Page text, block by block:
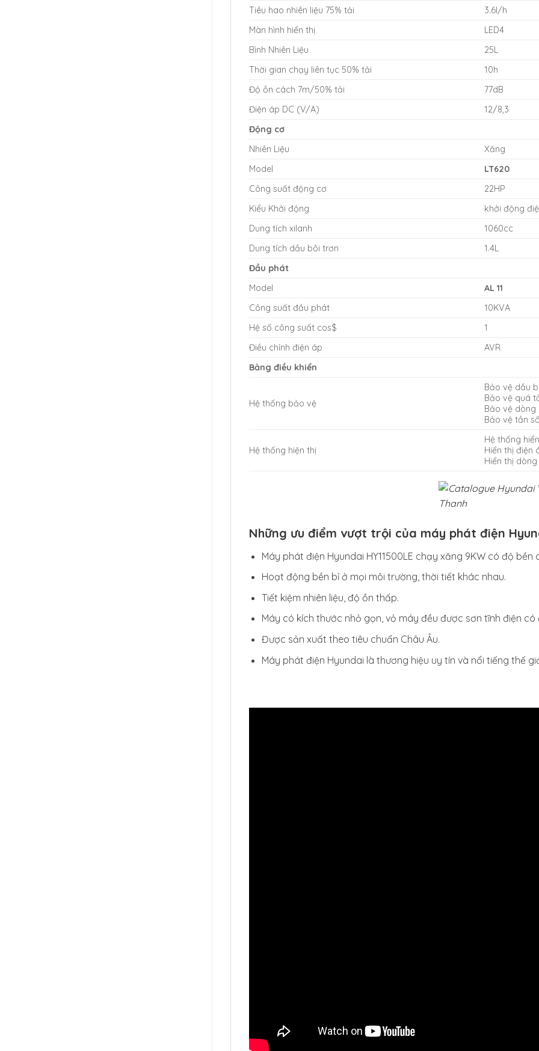
Tiêu hao nhiên liệu 75% tải
3.6l/h
Màn hình hiển thị
LED4
Bình Nhiên Liệu
25L
Thời gian chạy liên tục 50% tải
10h
Độ ồn cách 7m/50% tải
77dB
Điện áp DC (V/A)
12/8,3
Động cơ
Nhiên Liệu
Xăng
Model
LT620
Công suất động cơ
22HP
Kiểu Khởi động
khởi động
Dung tích xilanh
1060cc
Dung tích dầu bôi trơn
1.4L
Đầu phát
Model
AL 11
Công suất đầu phát
10KVA
Hệ số công suất cos$
1
Điều chỉnh điện áp
AVR
Bảng điều khiển
Hệ thống bảo vệ
Bảo vệ dầu
Bảo vệ quá
Bảo vệ
Bảo vệ tần
Hệ thống hiện thị
Hệ thống
Hiển thị điện
Hiển thị
Những ưu điểm vượt trội của máy phát điện
Máy phát điện Hyundai HY11500LE chạy xăng 9KW có độ bền
Hoạt động bền bỉ ở mọi môi trường, thời tiết khác nhau.
Tiết kiệm nhiên liệu, độ ồn thấp.
Máy có kích thước nhỏ gọn, vỏ máy đều được sơn tĩnh điện
Được sản xuất theo tiêu chuẩn Châu Âu.
Máy phát điện Hyundai là thương hiệu uy tín và nổi tiếng thế